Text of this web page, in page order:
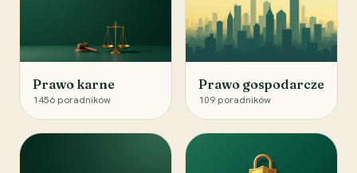
Prawo karne
1456 poradników
Prawo gospodarcze
109 poradników